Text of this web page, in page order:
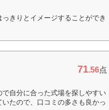
きりとイメージすることができ
71.56点
自分に合った式場を探しやすい
たので、口コミの多さも良かっ